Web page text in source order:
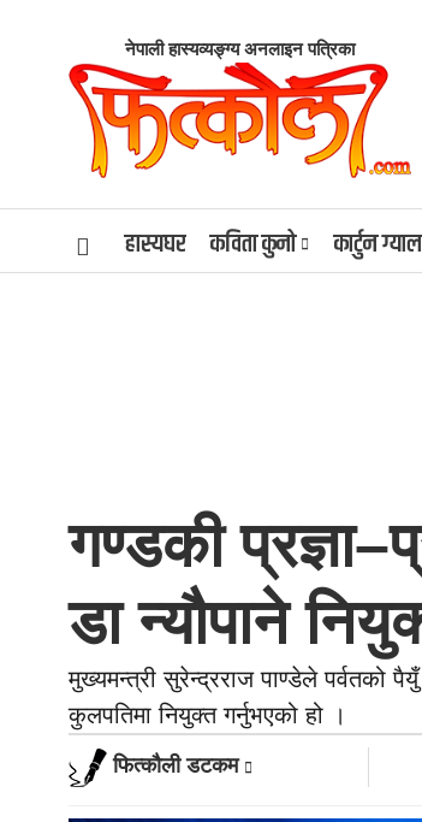
नेपाली हास्यव्यङ्ग्य अनलाइन पत्रिका
हास्यघर कविता कुनो कार्टुन
गण्डकी
डा न्यौपाने
मुख्यमन्त्री सुरेन्द्रराज पाण्डेले पर्वतको
कुलपतिमा नियुक्त गर्नुभएको हो ।
फित्काैली डटकम